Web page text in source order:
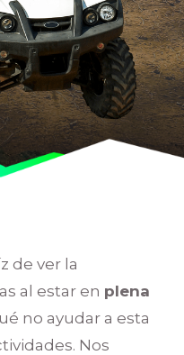
de ver la
al estar en plena
no ayudar a esta
Nos